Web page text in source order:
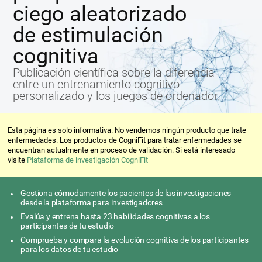
ciego aleatorizado
de estimulación
cognitiva
Publicación científica sobre la diferencia
entre un entrenamiento cognitivo
personalizado y los juegos de ordenador.
Esta página es solo informativa. No vendemos ningún producto que trate
enfermedades. Los productos de CogniFit para tratar enfermedades se
encuentran actualmente en proceso de validación. Si está interesado
visite Plataforma de investigación CogniFit
Gestiona cómodamente los pacientes de las investigaciones
desde la plataforma para investigadores
Evalúa y entrena hasta 23 habilidades cognitivas a los
participantes de tu estudio
Comprueba y compara la evolución cognitiva de los participantes
para los datos de tu estudio